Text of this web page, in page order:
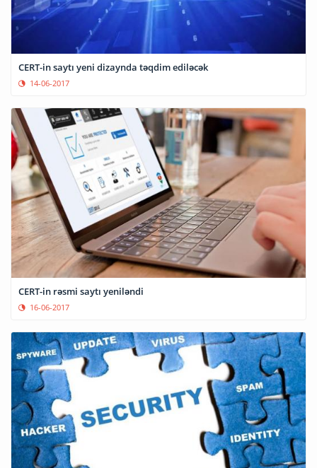
CERT-in saytı yeni dizaynda təqdim ediləcək
14-06-2017
CERT-in rəsmi saytı yeniləndi
16-06-2017